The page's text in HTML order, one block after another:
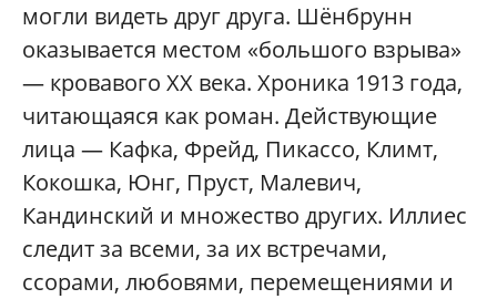
могли видеть друг друга. Шёнбрунн
оказывается местом «большого взрыва»
— кровавого ХХ века. Хроника 1913 года,
читающаяся как роман. Действующие
лица — Кафка, Фрейд, Пикассо, Климт,
Кокошка, Юнг, Пруст, Малевич,
Кандинский и множество других. Иллиес
следит за всеми, за их встречами,
ссорами, любовями, перемещениями и